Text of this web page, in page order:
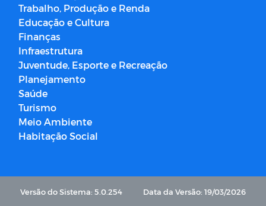
Trabalho, Produção e Renda
Educação e Cultura
Finanças
Infraestrutura
Juventude, Esporte e Recreação
Planejamento
Saúde
Turismo
Meio Ambiente
Habitação Social
Versão do Sistema: 5.0.254 Data da Versão: 19/03/2026